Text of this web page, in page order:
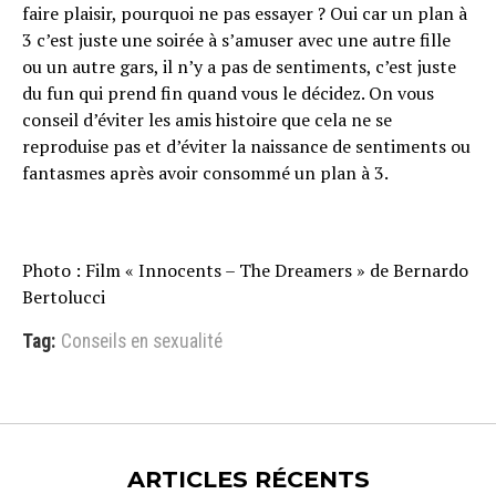
faire plaisir, pourquoi ne pas essayer ? Oui car un plan à
3 c’est juste une soirée à s’amuser avec une autre fille
ou un autre gars, il n’y a pas de sentiments, c’est juste
du fun qui prend fin quand vous le décidez. On vous
conseil d’éviter les amis histoire que cela ne se
reproduise pas et d’éviter la naissance de sentiments ou
fantasmes après avoir consommé un plan à 3.
Photo : Film « Innocents – The Dreamers » de Bernardo
Bertolucci
Tag: Conseils en sexualité
ARTICLES RÉCENTS